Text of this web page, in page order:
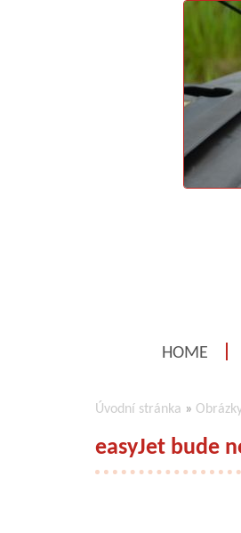
HOME
Úvodní stránka »
easyJet bude